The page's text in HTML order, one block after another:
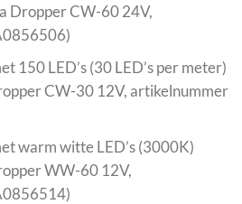
Dropper CW-60 24V,
150 LED’s (30 LED’s per meter)
CW-30 12V, artikelnummer
warm witte LED’s (3000K)
WW-60 12V,